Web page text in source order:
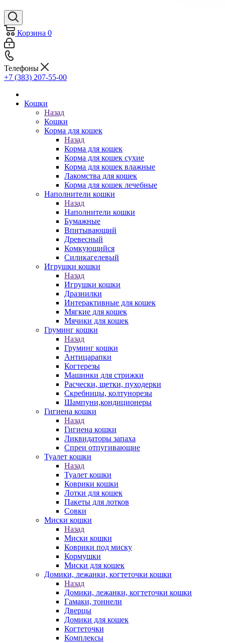
Корзина 0
Телефоны
+7 (383) 207-55-00
Кошки
Назад
Кошки
Корма для кошек
Назад
Корма для кошек
Корма для кошек сухие
Корма для кошек влажные
Лакомства для кошек
Корма для кошек лечебные
Наполнители кошки
Назад
Наполнители кошки
Бумажные
Впитывающий
Древесный
Комкующийся
Силикагелевый
Игрушки кошки
Назад
Игрушки кошки
Дразнилки
Интерактивные для кошек
Мягкие для кошек
Мячики для кошек
Груминг кошки
Назад
Груминг кошки
Антицарапки
Когтерезы
Машинки для стрижки
Расчески, щетки, пуходерки
Скребницы, колтунорезы
Шампуни,кондиционеры
Гигиена кошки
Назад
Гигиена кошки
Ликвидаторы запаха
Спреи отпугивающие
Туалет кошки
Назад
Туалет кошки
Коврики кошки
Лотки для кошек
Пакеты для лотков
Совки
Миски кошки
Назад
Миски кошки
Коврики под миску
Кормушки
Миски для кошек
Домики, лежанки, когтеточки кошки
Назад
Домики, лежанки, когтеточки кошки
Гамаки, тоннели
Дверцы
Домики для кошек
Когтеточки
Комплексы